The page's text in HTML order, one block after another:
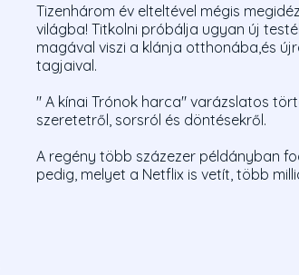
Tizenhárom év elteltével mégis
világba! Titkolni próbálja ugyan új
magával viszi a klánja otthonába,és
tagjaival.
" A kínai Trónok harca" varázslatos
szeretetről, sorsról és döntésekről.
A regény több százezer példányban
pedig, melyet a Netflix is vetít, több